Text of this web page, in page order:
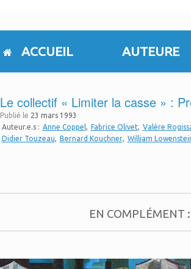
ACCUEIL AUTEURE
Le collectif «​ Limiter la casse »​ :
Publié le 23 mars 1993
Auteur.e.s : Anne Coppel Fabrice Olivet
Valère
Didier Touzeau
Bernard Kouchner William
EN COMPLÉMENT